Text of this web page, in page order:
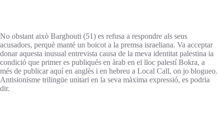
No obstant això Barghouti (51) es refusa a respondre als seus
acusadors, perquè manté un boicot a la premsa israeliana. Va acceptar
donar aquesta inusual entrevista causa de la meva identitat palestina ia
condició que primer es publiqués en àrab en el lloc palestí Bokra, a
més de publicar aquí en anglès i en hebreu a Local Call, on jo blogueo.
Antisionisme trilingüe unitari en la seva màxima expressió, es podria
dir.